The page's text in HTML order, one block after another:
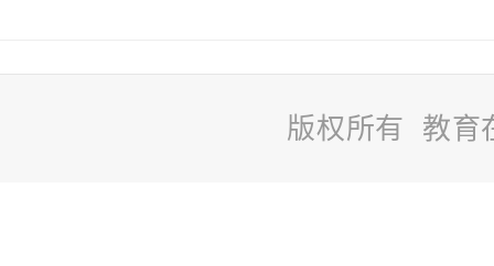
版权所有 教育